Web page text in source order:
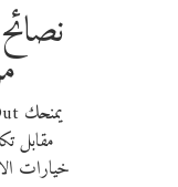
مقابل
خيارات